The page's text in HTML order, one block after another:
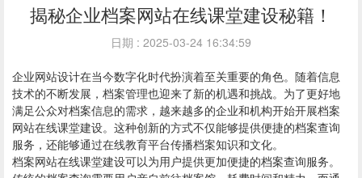
揭秘企业档案网站在线课堂建设秘籍！
日期 : 2025-03-24 16:34:59
企业网站设计在当今数字化时代扮演着至关重要的角色。随着信息
技术的不断发展，档案管理也迎来了新的机遇和挑战。为了更好地
满足公众对档案信息的需求，越来越多的企业和机构开始开展档案
网站在线课堂建设。这种创新的方式不仅能够提供便捷的档案查询
服务，还能够通过在线教育平台传播档案知识和文化。
档案网站在线课堂建设可以为用户提供更加便捷的档案查询服务。